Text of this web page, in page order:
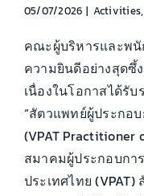
05/07/2026 | Activities,
คณะผู้บริหารและพนั
ความยินดีอย่างสุดซึ้
เนื่องในโอกาสได้รับ
“สัตวแพทย์ผู้ประกอ
(VPAT Practitioner
สมาคมผู้ประกอบกา
ประเทศไทย